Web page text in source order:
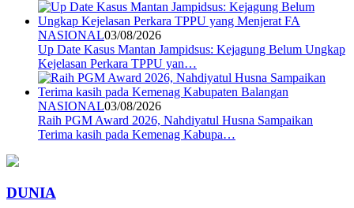
NASIONAL03/08/2026
Up Date Kasus Mantan Jampidsus: Kejagung Belum Ungkap
Kejelasan Perkara TPPU yan…
NASIONAL03/08/2026
Raih PGM Award 2026, Nahdiyatul Husna Sampaikan
Terima kasih pada Kemenag Kabupa…
DUNIA